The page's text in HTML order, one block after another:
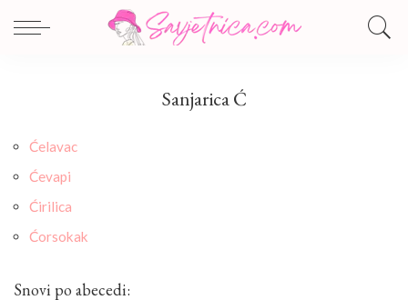
Sanjarica Ć
Ćelavac
Ćevapi
Ćirilica
Ćorsokak
Snovi po abecedi: